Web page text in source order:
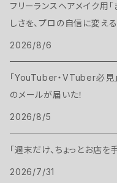
フリーランスヘアメイク用
しさを、プロの自信に変え
2026/8/6
「YouTuber・VTuber必見
のメールが届いた！
2026/8/5
「週末だけ、ちょっとお店を
2026/7/31